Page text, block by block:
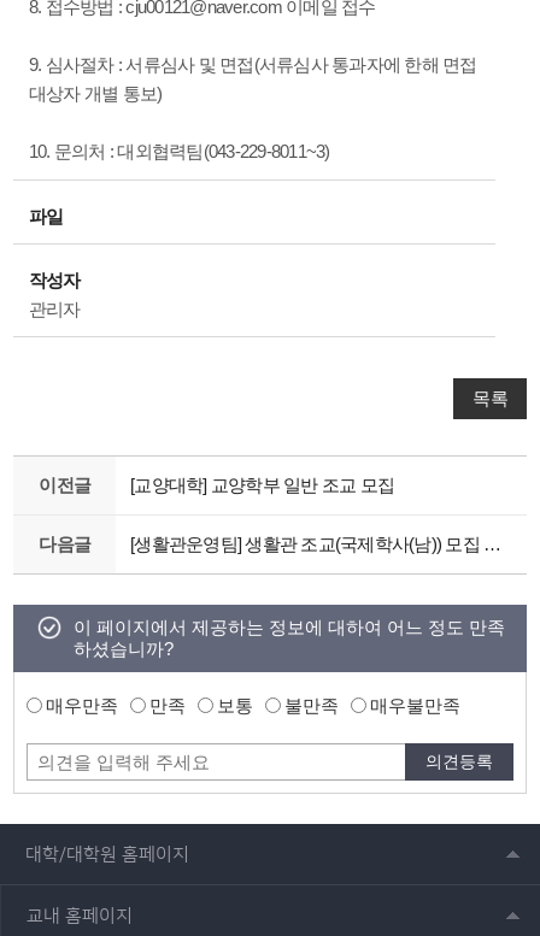
8. 접수방법 : cju00121@naver.com 이메일 접수
9. 심사절차 : 서류심사 및 면접(서류심사 통과자에 한해 면접
대상자 개별 통보)
10. 문의처 : 대외협력팀(043-229-8011~3)
파일
작성자
관리자
목록
이전글 [교양대학] 교양학부 일반 조교 모집
다음글 [생활관운영팀] 생활관 조교(국제학사(남)) 모집 안내
이 페이지에서 제공하는 정보에 대하여 어느 정도 만족
하셨습니까?
매우만족 만족 보통 불만족 매우불만족
대학/대학원 홈페이지
교내 홈페이지